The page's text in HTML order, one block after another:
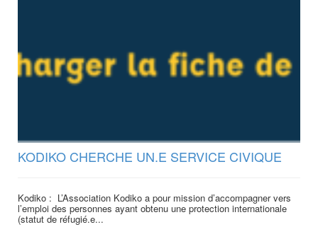
KODIKO CHERCHE UN.E SERVICE CIVIQUE
Kodiko : L’Association Kodiko a pour mission d’accompagner vers
l’emploi des personnes ayant obtenu une protection internationale
(statut de réfugié.e...